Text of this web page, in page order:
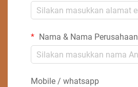
Nama & Nama Perusahaan
Mobile / whatsapp